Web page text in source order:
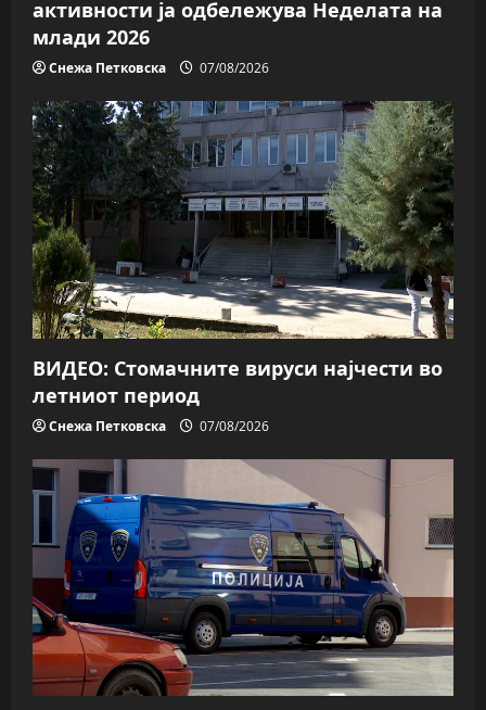
активности ја одбележува Неделата на
млади 2026
Снежа Петковска 07/08/2026
ВИДЕО: Стомачните вируси најчести во
летниот период
Снежа Петковска 07/08/2026